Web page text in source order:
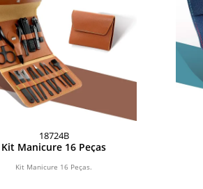
18724B
Kit Manicure 16 Peças
Kit Manicure 16 Peças.